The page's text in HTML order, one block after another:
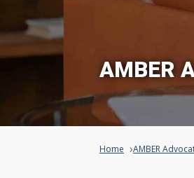
AMBER
Home AMBER